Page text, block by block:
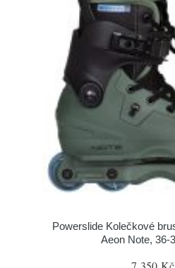
Powerslide Kolečkové
Aeon Note, 36-